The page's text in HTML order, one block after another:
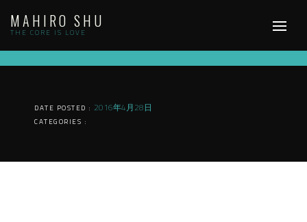
content
MAHIRO SHU
THE CORE IS LOVE
DATE POSTED : 2016年4月28日
CATEGORIES :